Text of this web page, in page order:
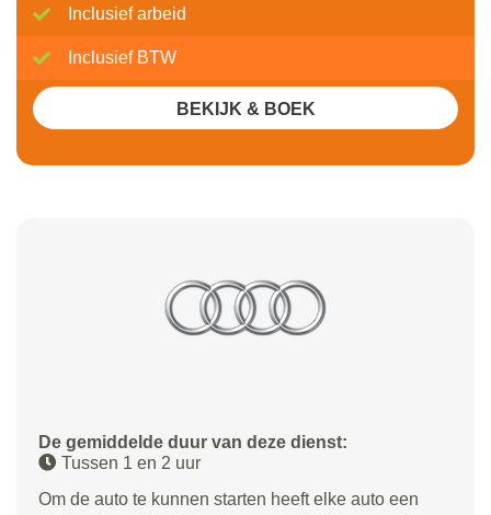
De gemiddelde duur van deze dienst:
Tussen 1 en 2 uur
Om de auto te kunnen starten heeft elke auto een
Inclusief arbeid
Inclusief BTW
BEKIJK & BOEK